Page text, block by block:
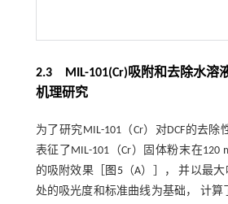
2.3 MIL-101(Cr)吸附和去除水溶
机理研究
为了研究MIL-101（Cr）对DCF的去
表征了MIL-101（Cr）固体粉末在120
的吸附效果［
图5（A）］， 并以最大
处的吸光度和标准曲线为基础， 计算